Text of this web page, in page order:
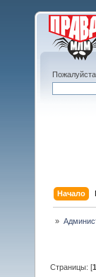
Пожалуйста,
Начало
»
Страницы: [